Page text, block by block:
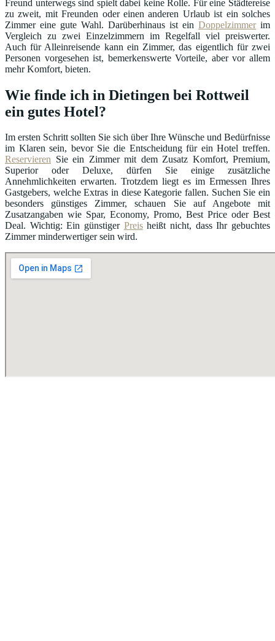
Freund unterwegs sind spielt dabei keine Rolle. Für eine Städtereise
zu zweit, mit Freunden oder einen anderen Urlaub ist ein solches
Zimmer eine gute Wahl. Darüberhinaus ist ein Doppelzimmerim
Vergleich zu zwei Einzelzimmern im Regelfall viel preiswerter.
Auch für Alleinreisende kann ein Zimmer, das eigentlich für zwei
Personen vorgesehen ist, bemerkenswerte Vorteile, aber vor allem
mehr Komfort, bieten.
Wie finde ich in Dietingen bei Rottweil
ein gutes Hotel?
Im ersten Schritt sollten Sie sich über Ihre Wünsche und Bedürfnisse
im Klaren sein, bevor Sie die Entscheidung für ein Hotel treffen.
Reservieren Sie ein Zimmer mit dem Zusatz Komfort, Premium,
Superior oder Deluxe, dürfen Sie einige zusätzliche
Annehmlichkeiten erwarten. Trotzdem liegt es im Ermessen Ihres
Gastgebers, welche Extras in diese Kategorie fallen. Suchen Sie ein
besonders günstiges Zimmer, schauen Sie auf Angebote mit
Zusatzangaben wie Spar, Economy, Promo, Best Price oder Best
Deal. Wichtig: Ein günstiger Preisheißt nicht, dass Ihr gebuchtes
Zimmer minderwertiger sein wird.